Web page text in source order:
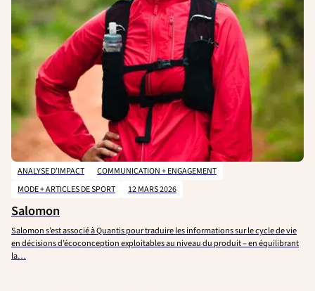
ANALYSE D’IMPACT
COMMUNICATION + ENGAGEMENT
MODE + ARTICLES DE SPORT
12 MARS 2026
Salomon
Salomon s’est associé à Quantis pour traduire les informations sur le cycle de vie
en décisions d’écoconception exploitables au niveau du produit – en équilibrant
la…